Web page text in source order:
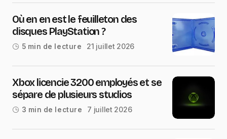
Où en en est le feuilleton des
disques PlayStation ?
5 min de lecture 21 juillet 2026
Xbox licencie 3200 employés et se
sépare de plusieurs studios
3 min de lecture 7 juillet 2026